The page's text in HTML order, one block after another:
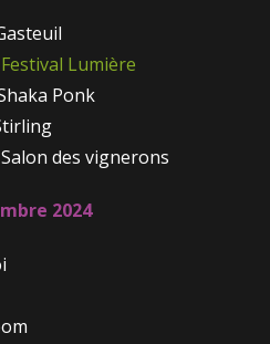
Festival Lumière
Ponk
des vignerons
2024